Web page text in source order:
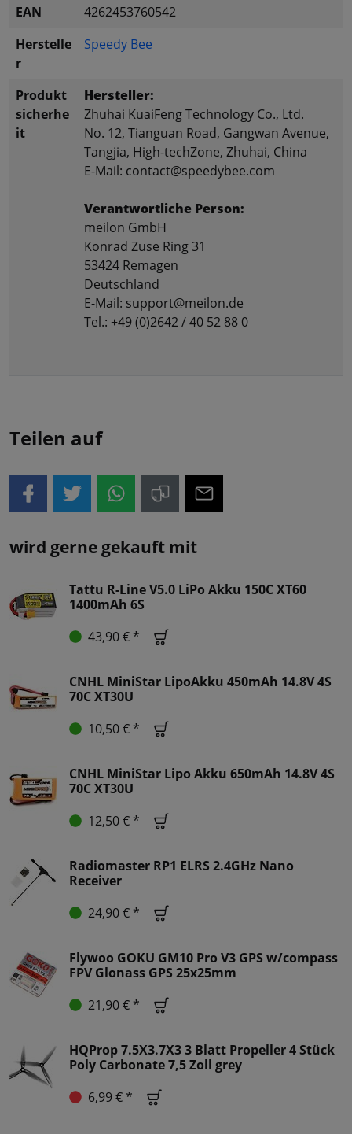
EAN
4262453760542
Herstelle
r
Speedy Bee
Produkt
sicherhe
it
Hersteller:
Zhuhai KuaiFeng Technology Co., Ltd.
No. 12, Tianguan Road, Gangwan Avenue,
Tangjia, High-techZone, Zhuhai, China
E-Mail: contact@speedybee.com
Verantwortliche Person:
meilon GmbH
Konrad Zuse Ring 31
53424 Remagen
Deutschland
E-Mail: support@meilon.de
Tel.: +49 (0)2642 / 40 52 88 0
Teilen auf
wird gerne gekauft mit
Tattu R-Line V5.0 LiPo Akku 150C XT60
1400mAh 6S
43,90 € *
CNHL MiniStar LipoAkku 450mAh 14.8V 4S
70C XT30U
10,50 € *
CNHL MiniStar Lipo Akku 650mAh 14.8V 4S
70C XT30U
12,50 € *
Radiomaster RP1 ELRS 2.4GHz Nano
Receiver
24,90 € *
Flywoo GOKU GM10 Pro V3 GPS w/compass
FPV Glonass GPS 25x25mm
21,90 € *
HQProp 7.5X3.7X3 3 Blatt Propeller 4 Stück
Poly Carbonate 7,5 Zoll grey
6,99 € *